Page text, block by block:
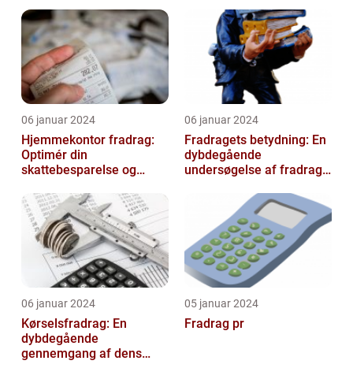
06 januar 2024
Hjemmekontor fradrag:
Optimér din
skattebesparelse og
06 januar 2024
Fradragets betydning: En
dybdegående
undersøgelse af fradrag
06 januar 2024
Kørselsfradrag: En
dybdegående
gennemgang af dens
05 januar 2024
Fradrag pr